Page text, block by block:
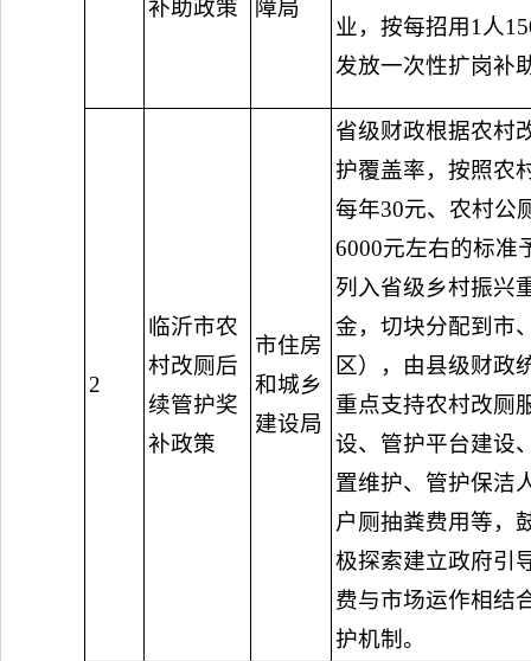
补助政策
障局
业，按每招用1人
发放一次性扩岗补
2
临沂市农
村改厕后
续管护奖
补政策
市住房
和城乡
建设局
省级财政根据农村
护覆盖率，按照农
每年30元、农村公
6000元左右的标准
列入省级乡村振兴
金，切块分配到市
区），由县级财政
重点支持农村改厕
设、管护平台建设
置维护、管护保洁
户厕抽粪费用等，
极探索建立政府引
费与市场运作相结
护机制。